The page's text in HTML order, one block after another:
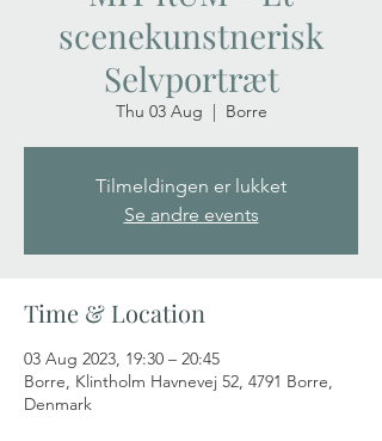
scenekunstnerisk
Selvportræt
Thu 03 Aug
  |
Borre
Tilmeldingen er lukket
Se andre events
Time & Location
03 Aug 2023, 19:30 – 20:45
Borre, Klintholm Havnevej 52, 4791 Borre,
Denmark